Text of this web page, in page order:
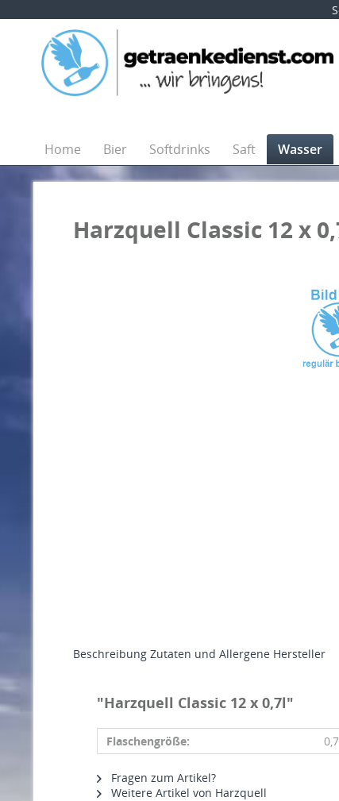
Home Bier Softdrinks Saft Wasser
Harzquell Classic 12 x
Beschreibung Zutaten und Allergene Hersteller
"Harzquell Classic 12 x 0,7l"
Flaschengröße:
Fragen zum Artikel?
Weitere Artikel von Harzquell